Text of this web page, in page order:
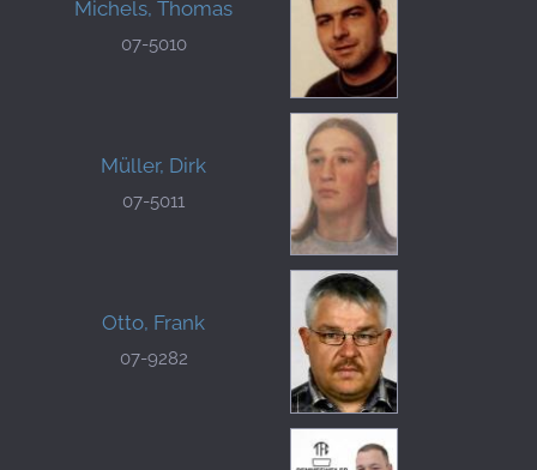
Michels, Thomas
07-5010
Müller, Dirk
07-5011
Otto, Frank
07-9282